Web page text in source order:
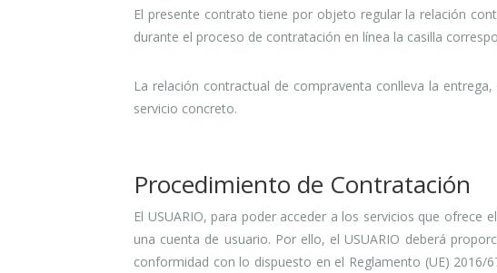
El presente contrato tiene por objeto regular la relación
durante el proceso de contratación en línea la casilla
La relación contractual de compraventa conlleva la
servicio concreto.
Procedimiento de Contratación
El USUARIO, para poder acceder a los servicios que
una cuenta de usuario. Por ello, el USUARIO deberá
conformidad con lo dispuesto en el Reglamento (UE)